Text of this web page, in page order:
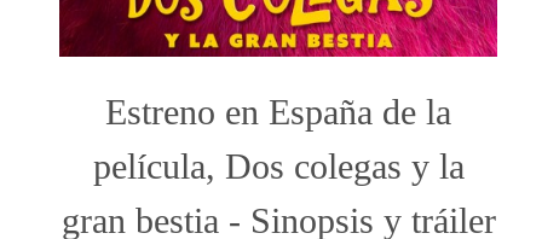
Estreno en España de la
película, Dos colegas y la
gran bestia - Sinopsis y tráiler